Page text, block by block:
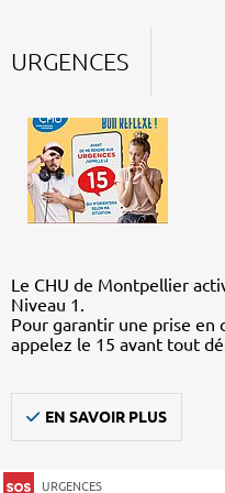
URGENCES
Le CHU de Montpellier
Niveau 1.
Pour garantir une prise en
appelez le 15 avant tout
EN SAVOIR PLUS
URGENCES